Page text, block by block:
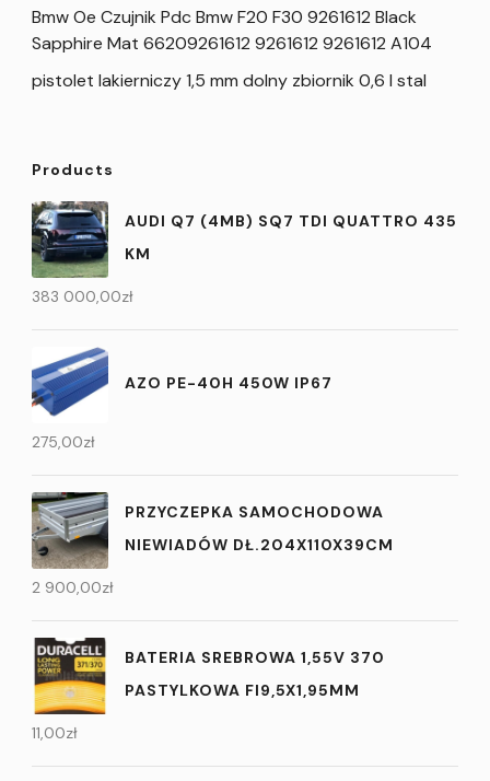
Bmw Oe Czujnik Pdc Bmw F20 F30 9261612 Black
Sapphire Mat 66209261612 9261612 9261612 A104
pistolet lakierniczy 1,5 mm dolny zbiornik 0,6 l stal
Products
AUDI Q7 (4MB) SQ7 TDI QUATTRO 435
KM
383 000,00zł
AZO PE-40H 450W IP67
275,00zł
PRZYCZEPKA SAMOCHODOWA
NIEWIADÓW DŁ.204X110X39CM
2 900,00zł
BATERIA SREBROWA 1,55V 370
PASTYLKOWA FI9,5X1,95MM
11,00zł